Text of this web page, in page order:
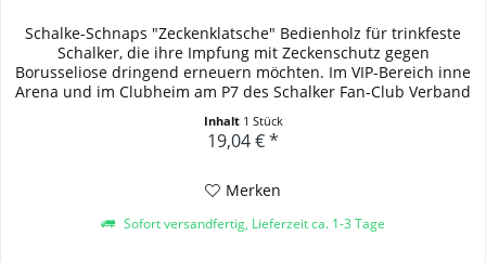
Schalke-Schnaps "Zeckenklatsche" Bedienholz für trinkfeste
Schalker, die ihre Impfung mit Zeckenschutz gegen
Borusseliose dringend erneuern möchten. Im VIP-Bereich inne
Arena und im Clubheim am P7 des Schalker Fan-Club Verband
Inhalt 1 Stück
19,04 € *
Merken
Sofort versandfertig, Lieferzeit ca. 1-3 Tage